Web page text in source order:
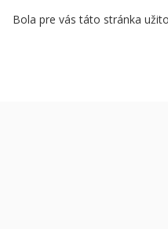
Bola pre vás táto stránka